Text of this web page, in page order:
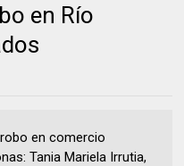
en Río
en comercio
Tania Mariela Irrutia,